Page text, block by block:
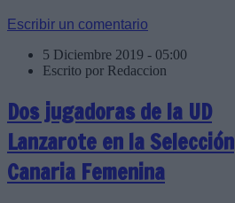
Escribir un comentario
5 Diciembre 2019 - 05:00
Escrito por Redaccion
Dos jugadoras de la UD
Lanzarote en la Selección
Canaria Femenina